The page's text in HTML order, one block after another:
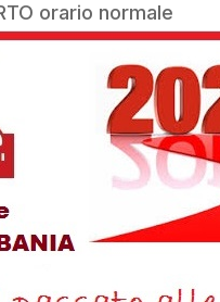
orario normale